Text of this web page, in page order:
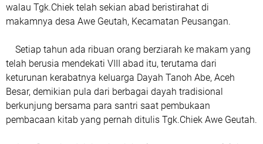
walau Tgk.Chiek telah sekian abad beristirahat di
makamnya desa Awe Geutah, Kecamatan Peusangan.
Setiap tahun ada ribuan orang berziarah ke makam yang
telah berusia mendekati VIII abad itu, terutama dari
keturunan kerabatnya keluarga Dayah Tanoh Abe, Aceh
Besar, demikian pula dari berbagai dayah tradisional
berkunjung bersama para santri saat pembukaan
pembacaan kitab yang pernah ditulis Tgk.Chiek Awe Geutah.